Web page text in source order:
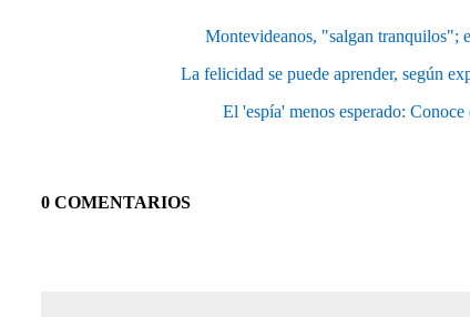
Montevideanos, "salgan tranquilos";
La felicidad se puede aprender, según
El 'espía' menos esperado:
0 COMENTARIOS